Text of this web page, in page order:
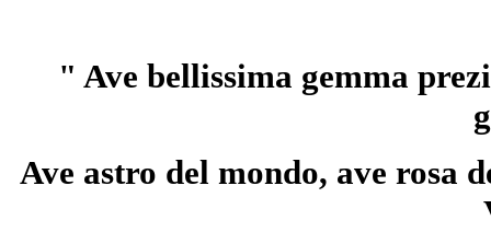
" Ave bellissima gemma
Ave astro del mondo, ave rosa